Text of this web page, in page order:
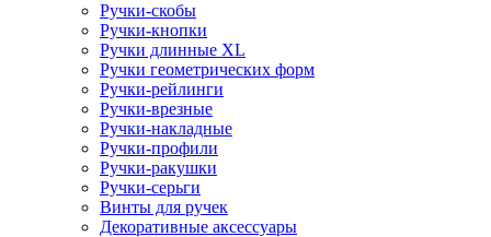
Ручки-скобы
Ручки-кнопки
Ручки длинные XL
Ручки геометрических форм
Ручки-рейлинги
Ручки-врезные
Ручки-накладные
Ручки-профили
Ручки-ракушки
Ручки-серьги
Винты для ручек
Декоративные аксессуары